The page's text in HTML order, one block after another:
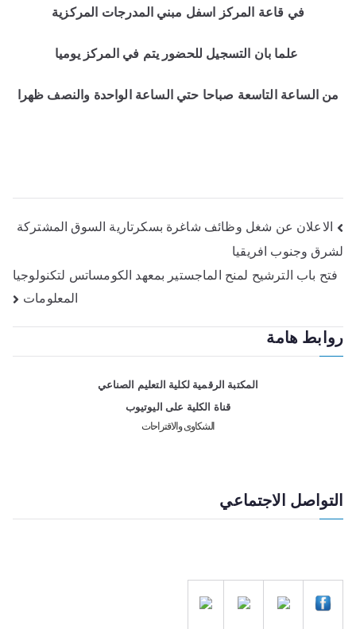
في قاعة المركز اسفل مبني المدرجات المركزية
علما بان التسجيل للحضور يتم في المركز يوميا
من الساعة التاسعة صباحا حتي الساعة الواحدة والنصف ظهرا
الاعلان عن شغل وظائف شاغرة بسكرتارية السوق المشتركة
لشرق وجنوب افريقيا
فتح باب الترشيح لمنح الماجستير بمعهد الكومساتس لتكنولوجيا
المعلومات
روابط هامة
المكتبة الرقمية لكلية التعليم الصناعي
قناة الكلية على اليوتيوب
الشكاوى والاقتراحات
التواصل الاجتماعي